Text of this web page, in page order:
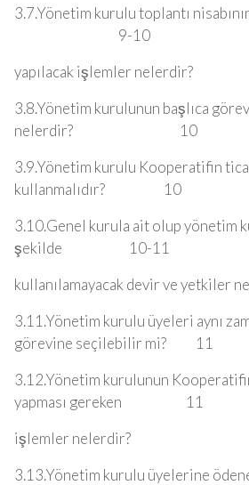
3.7.Yönetim kurulu toplantı
9-10
yapılacak işlemler nelerdir?
3.8.Yönetim kurulunun başlıca
nelerdir? 10
3.9.Yönetim kurulu Kooperatifin
kullanmalıdır? 10
3.10.Genel kurula ait olup yönetim
şekilde 10-11
kullanılamayacak devir ve yetkiler
3.11.Yönetim kurulu üyeleri aynı
görevine seçilebilir mi? 11
3.12.Yönetim kurulunun
yapması gereken 11
işlemler nelerdir?
3.13.Yönetim kurulu üyelerine